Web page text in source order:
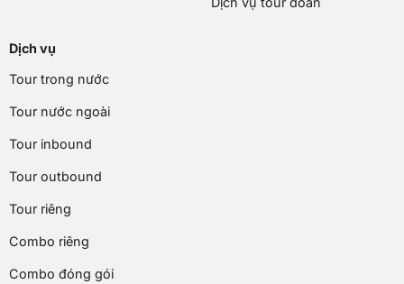
Dịch vụ
Tour trong nước
Tour nước ngoài
Tour inbound
Tour outbound
Tour riêng
Combo riêng
Combo đóng gói